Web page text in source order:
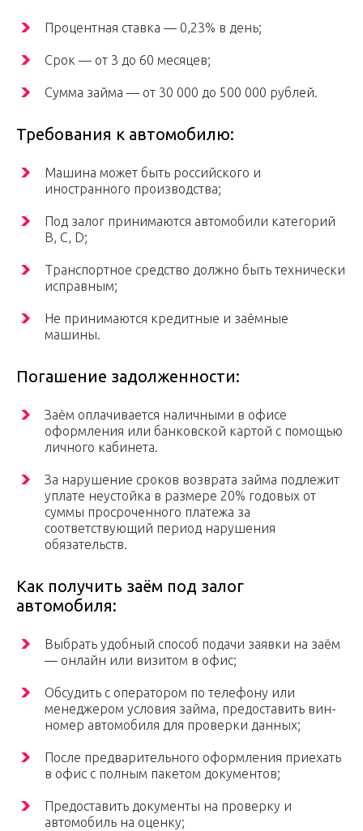
Процентная ставка — 0,23% в день;
Срок — от 3 до 60 месяцев;
Сумма займа — от 30 000 до 500 000 рублей.
Требования к автомобилю:
Машина может быть российского и
иностранного производства;
Под залог принимаются автомобили категорий
B, C, D;
Транспортное средство должно быть технически
исправным;
Не принимаются кредитные и заёмные
машины.
Погашение задолженности:
Заём оплачивается наличными в офисе
оформления или банковской картой с помощью
личного кабинета.
За нарушение сроков возврата займа подлежит
уплате неустойка в размере 20% годовых от
суммы просроченного платежа за
соответствующий период нарушения
обязательств.
Как получить заём под залог
автомобиля:
Выбрать удобный способ подачи заявки на заём
— онлайн или визитом в офис;
Обсудить с оператором по телефону или
менеджером условия займа, предоставить вин-
номер автомобиля для проверки данных;
После предварительного оформления приехать
в офис с полным пакетом документов;
Предоставить документы на проверку и
автомобиль на оценку;